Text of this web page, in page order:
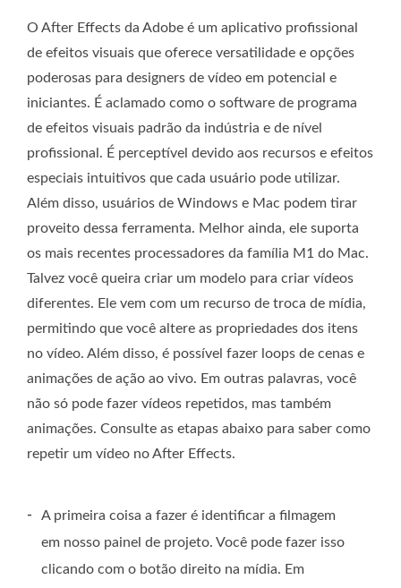
O After Effects da Adobe é um aplicativo profissional
de efeitos visuais que oferece versatilidade e opções
poderosas para designers de vídeo em potencial e
iniciantes. É aclamado como o software de programa
de efeitos visuais padrão da indústria e de nível
profissional. É perceptível devido aos recursos e efeitos
especiais intuitivos que cada usuário pode utilizar.
Além disso, usuários de Windows e Mac podem tirar
proveito dessa ferramenta. Melhor ainda, ele suporta
os mais recentes processadores da família M1 do Mac.
Talvez você queira criar um modelo para criar vídeos
diferentes. Ele vem com um recurso de troca de mídia,
permitindo que você altere as propriedades dos itens
no vídeo. Além disso, é possível fazer loops de cenas e
animações de ação ao vivo. Em outras palavras, você
não só pode fazer vídeos repetidos, mas também
animações. Consulte as etapas abaixo para saber como
repetir um vídeo no After Effects.
-
A primeira coisa a fazer é identificar a filmagem
em nosso painel de projeto. Você pode fazer isso
clicando com o botão direito na mídia. Em